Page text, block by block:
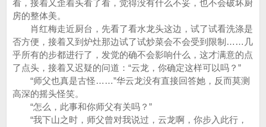
看，接着又歪着头看了看，觉得没有什么不妥，也不会破坏厨
房的整体美。
肖红梅走近厨台，先看了看水龙头这边，试了试看洗涤是
否方便，接着又到炉灶那边试了试炒菜会不会受到限制……几
乎所有的步都进行了，发觉的确不会影响什么，这才满意的点
了点头，接着又迟疑的问道：“云龙，你确定这样可以吗？”
“师父也真是古怪……”华云龙没有直接回答她，反而莫测
高深的摇头怪笑。
“怎么，此事和你师父有关吗？”
“我下山之时，师父曾对我说过，云龙啊，你步入此行，